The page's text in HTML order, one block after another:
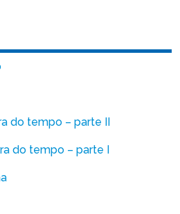
do tempo – parte II
do tempo – parte I